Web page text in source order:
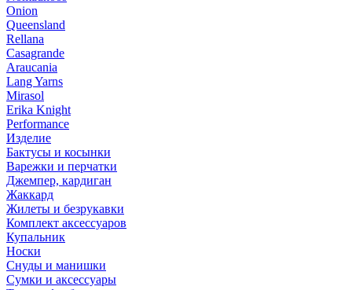
Onion
Queensland
Rellana
Casagrande
Araucania
Lang Yarns
Mirasol
Erika Knight
Performance
Изделие
Бактусы и косынки
Варежки и перчатки
Джемпер, кардиган
Жаккард
Жилеты и безрукавки
Комплект аксессуаров
Купальник
Носки
Снуды и манишки
Сумки и аксессуары